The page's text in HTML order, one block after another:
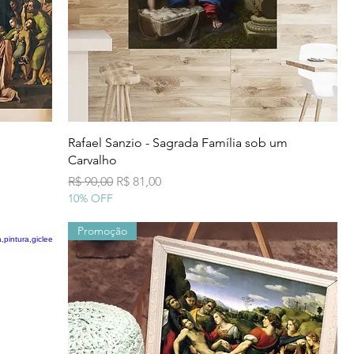
Visualização rápida
Rafael Sanzio - Sagrada Família sob um
Carvalho
Preço normal
R$ 90,00 Preço promocional
R$ 81,00
10% OFF
Promoção